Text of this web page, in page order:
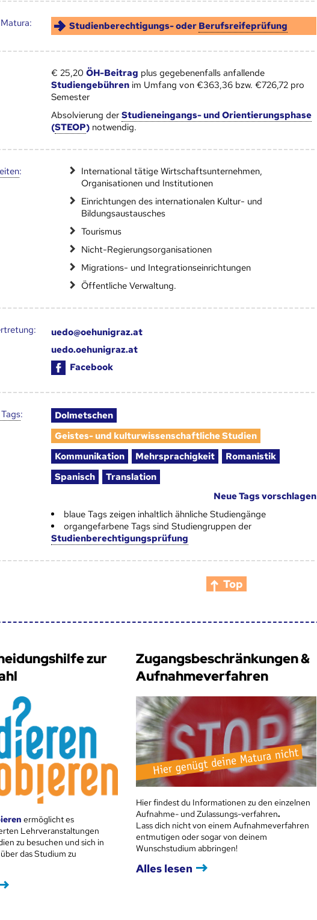
Studienberechtigungs- oder Berufsreifeprüfung
€ 25,20 ÖH-Beitrag plus gegebenenfalls anfallende
Studiengebührenim Umfang von €363,36 bzw. €726,72 pro
Semester
Absolvierung der Studieneingangs- und Orientierungsphase
(STEOP)notwendig.
:
International tätige Wirtschaftsunternehmen,
Organisationen und Institutionen
Einrichtungen des internationalen Kultur- und
Bildungsaustausches
Tourismus
Nicht-Regierungsorganisationen
Migrations- und Integrationseinrichtungen
Öffentliche Verwaltung.
uedo@oehunigraz.at
uedo.oehunigraz.at
Facebook
:
Dolmetschen
Geistes- und kulturwissenschaftliche Studien
Kommunikation
Mehrsprachigkeit
Romanistik
Spanisch
Translation
Neue Tags vorschlagen
blaue Tags zeigen inhaltlich ähnliche Studiengänge
organgefarbene Tags sind Studiengruppen der
Studienberechtigungsprüfung
Top
zur
ermöglicht es
Lehrveranstaltungen
zu besuchen und sich in
das Studium zu
Zugangsbeschränkungen &
Aufnahmeverfahren
Hier findest du Informationen zu den einzelnen
Aufnahme- und Zulassungs-verfahren.
Lass dich nicht von einem Aufnahmeverfahren
entmutigen oder sogar von deinem
Wunschstudium abbringen!
Alles lesen